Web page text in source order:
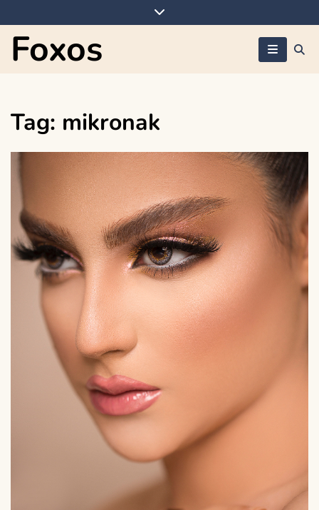
to
content
Foxos
Tag: mikronak